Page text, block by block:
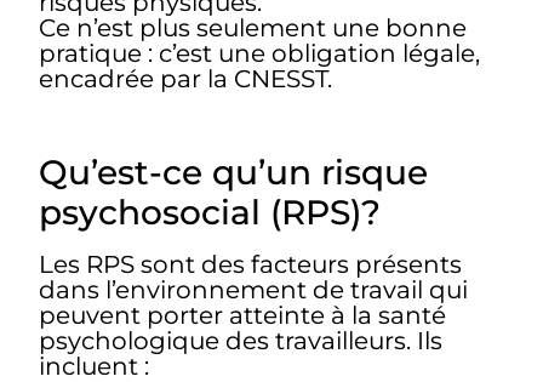
Ce n’est plus seulement une bonne
pratique : c’est une obligation légale,
encadrée par la CNESST.
Qu’est-ce qu’un risque
psychosocial (RPS)?
Les RPS sont des facteurs présents
dans l’environnement de travail qui
peuvent porter atteinte à la santé
psychologique des travailleurs. Ils
incluent :